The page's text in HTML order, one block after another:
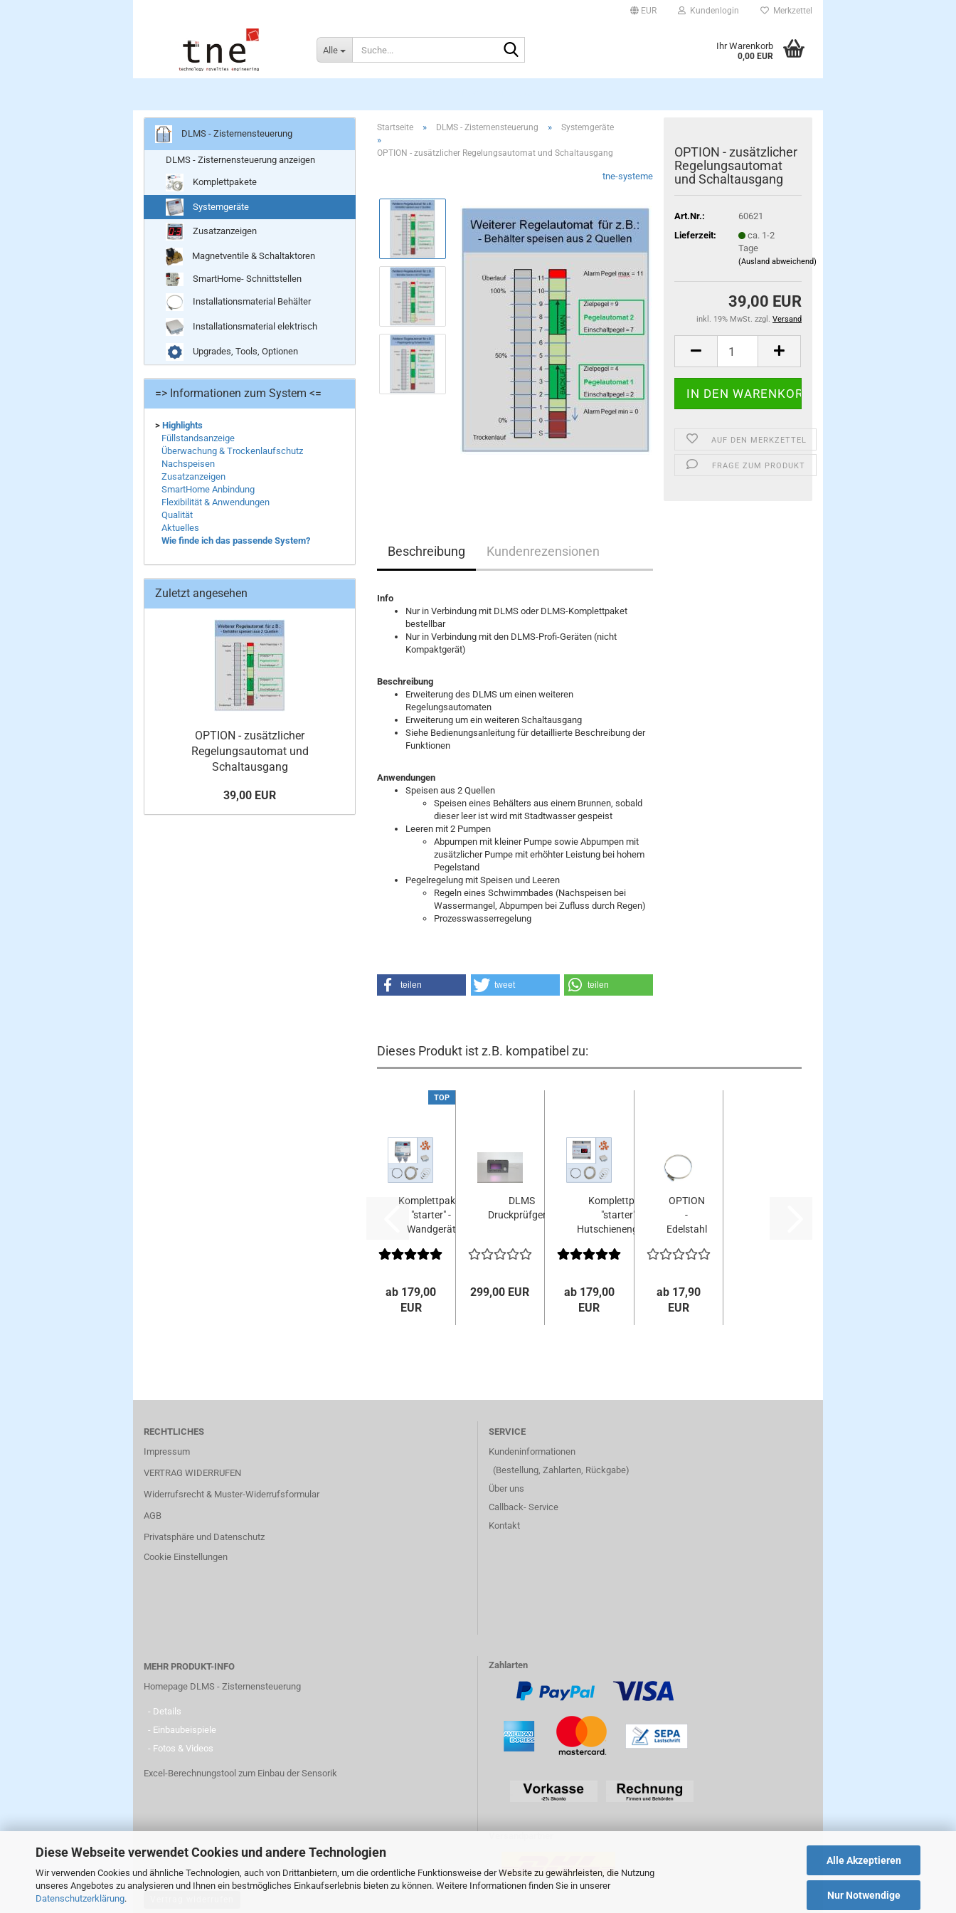
Diese Webseite verwendet Cookies und andere Technologien
Wir verwenden Cookies und ähnliche Technologien, auch von Drittanbietern, um die ordentliche Funktionsweise der Website zu gewährleisten, die Nutzung
unseres Angebotes zu analysieren und Ihnen ein bestmögliches Einkaufserlebnis bieten zu können. Weitere Informationen finden Sie in unserer
Datenschutzerklärung.
Alle Akzeptieren
Nur Notwendige
EUR Kundenlogin Merkzettel
Alle Ihr Warenkorb
0,00 EUR
Startseite » DLMS - Zisternensteuerung » Systemgeräte
»
OPTION - zusätzlicher Regelungsautomat und Schaltausgang
tne-systeme
OPTION - zusätzlicher
Regelungsautomat
und Schaltausgang
Art.Nr.:
60621
Lieferzeit:
ca. 1-2
Tage
(Ausland abweichend)
39,00 EUR
inkl. 19% MwSt. zzgl. Versand
AUF DEN MERKZETTEL
FRAGE ZUM PRODUKT
Beschreibung Kundenrezensionen
Info
Nur in Verbindung mit DLMS oder DLMS-Komplettpaket
bestellbar
Nur in Verbindung mit den DLMS-Profi-Geräten (nicht
Kompaktgerät)
Beschreibung
Erweiterung des DLMS um einen weiteren
Regelungsautomaten
Erweiterung um ein weiteren Schaltausgang
Siehe Bedienungsanleitung für detaillierte Beschreibung der
Funktionen
Anwendungen
Speisen aus 2 Quellen
Speisen eines Behälters aus einem Brunnen, sobald
dieser leer ist wird mit Stadtwasser gespeist
Leeren mit 2 Pumpen
Abpumpen mit kleiner Pumpe sowie Abpumpen mit
zusätzlicher Pumpe mit erhöhter Leistung bei hohem
Pegelstand
Pegelregelung mit Speisen und Leeren
Regeln eines Schwimmbades (Nachspeisen bei
Wassermangel, Abpumpen bei Zufluss durch Regen)
Prozesswasserregelung
teilen tweet teilen
Dieses Produkt ist z.B. kompatibel zu:
TOP
Komplettpaket
"starter" -
Wandgerät
ab 179,00
EUR
DLMS
Druckprüfgerät
299,00 EUR
Komplettpaket
"starter" -
Hutschienengerät...
ab 179,00
EUR
OPTION
-
Edelstahl
100-
für...
ab 17,90
EUR
DLMS - Zisternensteuerung
DLMS - Zisternensteuerung anzeigen
Komplettpakete
Systemgeräte
Zusatzanzeigen
Magnetventile & Schaltaktoren
SmartHome- Schnittstellen
Installationsmaterial Behälter
Installationsmaterial elektrisch
Upgrades, Tools, Optionen
=> Informationen zum System <=
> Highlights
Füllstandsanzeige
Überwachung & Trockenlaufschutz
Nachspeisen
Zusatzanzeigen
SmartHome Anbindung
Flexibilität & Anwendungen
Qualität
Aktuelles
Wie finde ich das passende System?
Zuletzt angesehen
OPTION - zusätzlicher
Regelungsautomat und
Schaltausgang
39,00 EUR
RECHTLICHES
Impressum
VERTRAG WIDERRUFEN
Widerrufsrecht & Muster-Widerrufsformular
AGB
Privatsphäre und Datenschutz
Cookie Einstellungen
SERVICE
Kundeninformationen
(Bestellung, Zahlarten, Rückgabe)
Über uns
Callback- Service
Kontakt
MEHR PRODUKT-INFO
Homepage DLMS - Zisternensteuerung
- Details
- Einbaubeispiele
- Fotos & Videos
Excel-Berechnungstool zum Einbau der Sensorik
Zahlarten